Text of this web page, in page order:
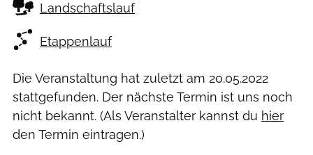
Landschaftslauf
Etappenlauf
Die Veranstaltung hat zuletzt am 20.05.2022
stattgefunden. Der nächste Termin ist uns noch
nicht bekannt. (Als Veranstalter kannst du hier
den Termin eintragen.)